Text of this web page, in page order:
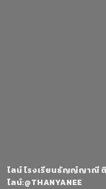
ไลน์ โรงเรียนธัญญ์ญาณี
ไลน์:@THANYANEE